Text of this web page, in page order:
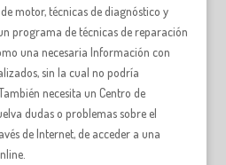
motor, técnicas de diagnóstico y
programa de técnicas de reparación
una necesaria Información con
sin la cual no podría
necesita un Centro de
dudas o problemas sobre el
de Internet, de acceder a una